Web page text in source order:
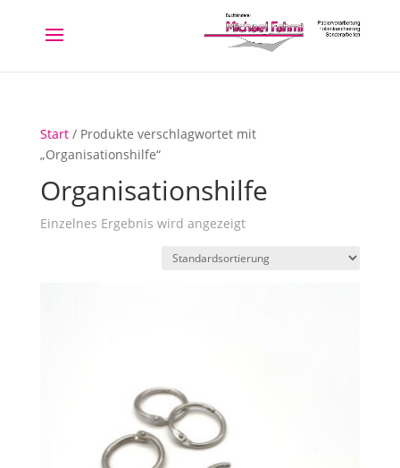
Start/ Produkte verschlagwortet mit
„Organisationshilfe“
Organisationshilfe
Einzelnes Ergebnis wird angezeigt